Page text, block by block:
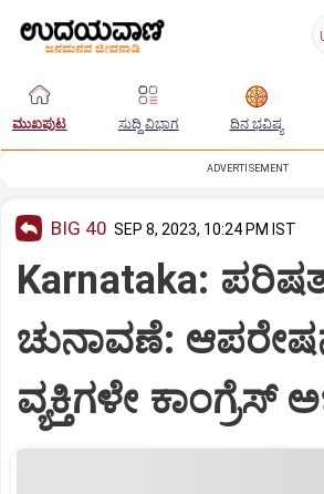
ಮುಖಪುಟ ಸುದ್ದಿ ವಿಭಾಗ ದಿನ ಭವಿಷ್ಯ
ADVERTISEMENT
BIG 40 SEP 8, 2023, 10:24 PM IST
Karnataka:
ಚುನಾವಣೆ:
ವ್ಯಕ್ತಿಗಳೇ ಕಾಂಗ್ರೆಸ್‌